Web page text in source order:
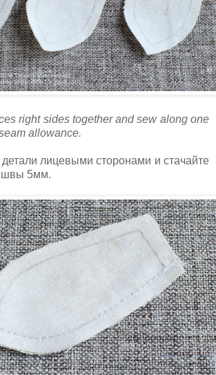
right sides together and sew along one
allowance.
лицевыми сторонами и стачайте
швы 5мм.